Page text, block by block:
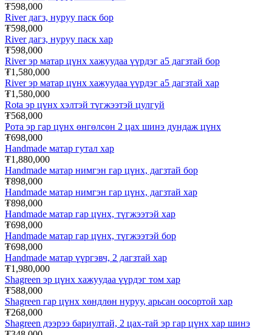
₮598,000
River дагз, нуруу паск бор
₮598,000
River дагз, нуруу паск хар
₮598,000
River эр матар цүнх хажуудаа үүрдэг а5 дагзтай бор
₮1,580,000
River эр матар цүнх хажуудаа үүрдэг а5 дагзтай хар
₮1,580,000
Rota эр цүнх хэлтэй түгжээтэй цулгуй
₮568,000
Рота эр гар цүнх өнгөлсөн 2 цах шинэ дундаж цүнх
₮698,000
Handmade матар гутал хар
₮1,880,000
Handmade матар нимгэн гар цүнх, дагзтай бор
₮898,000
Handmade матар нимгэн гар цүнх, дагзтай хар
₮898,000
Handmade матар гар цүнх, түгжээтэй хар
₮698,000
Handmade матар гар цүнх, түгжээтэй бор
₮698,000
Handmade матар үүргэвч, 2 дагзтай хар
₮1,980,000
Shagreen эр цүнх хажуудаа үүрдэг том хар
₮588,000
Shagreen гар цүнх хөндлөн нуруу, арьсан оосортой хар
₮268,000
Shagreen дээрээ бариултай, 2 цах-тай эр гар цүнх хар шинэ